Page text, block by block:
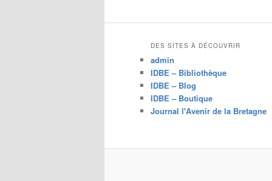
DES SITES À DÉCOUVRIR
admin
IDBE – Bibliothèque
IDBE – Blog
IDBE – Boutique
Journal l'Avenir de la Bretagne